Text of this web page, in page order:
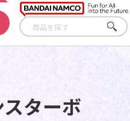
さが
す
ターボ